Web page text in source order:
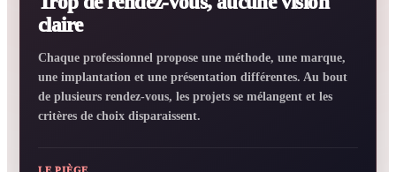
claire
Chaque professionnel propose une méthode, une marque,
une implantation et une présentation différentes. Au bout
de plusieurs rendez-vous, les projets se mélangent et les
critères de choix disparaissent.